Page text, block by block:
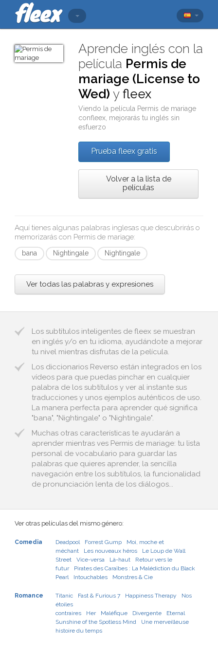
Aprende inglés con la
película Permis de
mariage (License to
Wed) yfleex
Viendo la película Permis de mariage
confleex , mejorarás tu inglés sin
esfuerzo
Prueba fleex gratis
Volver a la lista de
películas
Aquí tienes algunas palabras inglesas que descubrirás o
memorizarás con Permis de mariage:
bana Nightingale Nightingale
Ver todas las palabras y expresiones
Los subtítulos inteligentes de fleex se muestran
en inglés y/o en tu idioma, ayudándote a mejorar
tu nivel mientras disfrutas de la película.
Los diccionarios Reverso están integrados en los
vídeos para que puedas pinchar en cualquier
palabra de los subtítulos y ver al instante sus
traducciones y unos ejemplos auténticos de uso.
La manera perfecta para aprender qué significa
"bana", "Nightingale" o "Nightingale".
Muchas otras características te ayudarán a
aprender mientras ves Permis de mariage: tu lista
personal de vocabulario para guardar las
palabras que quieres aprender, la sencilla
navegación entre los subtítulos, la funcionalidad
de pronunciación lenta de los diálogos...
Ver otras películas del mismo género:
Comedia Deadpool Forrest Gump
Moi, moche et
méchant
Les nouveaux héros
Le Loup de Wall
Street
Vice-versa Là-haut
Retour vers le
futur
Pirates des Caraïbes : La Malédiction du Black
Pearl
Intouchables Monstres & Cie
Romance Titanic Fast & Furious 7 Happiness Therapy
Nos
étoiles
contraires
Her Maléfique Divergente
Eternal
Sunshine of the Spotless Mind
Une merveilleuse
histoire du temps